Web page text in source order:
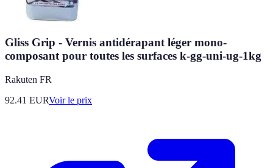
Gliss Grip - Vernis antidérapant léger mono-
composant pour toutes les surfaces k-gg-uni-ug-1kg
Rakuten FR
92.41 EURVoir le prix